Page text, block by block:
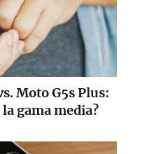
Moto G5s Plus:
gama media?